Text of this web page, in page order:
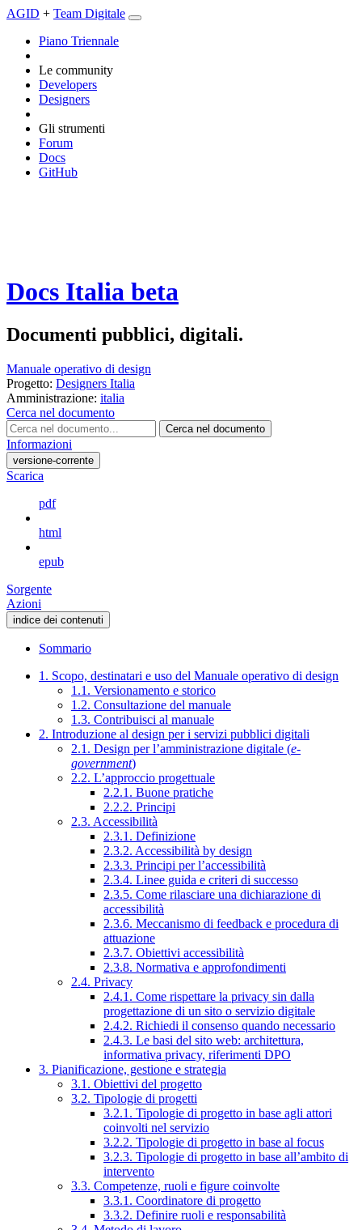
AGID + Team Digitale
Piano Triennale
Le community
Developers
Designers
Gli strumenti
Forum
Docs
GitHub
Docs Italia beta
Documenti pubblici, digitali.
Manuale operativo di design
Progetto: Designers Italia
Amministrazione: italia
Cerca nel documento
Cerca nel documento
Informazioni
versione-corrente
Scarica
pdf
html
epub
Sorgente
Azioni
indice dei contenuti
Sommario
1. Scopo, destinatari e uso del Manuale operativo di design
1.1. Versionamento e storico
1.2. Consultazione del manuale
1.3. Contribuisci al manuale
2. Introduzione al design per i servizi pubblici digitali
2.1. Design per l’amministrazione digitale (e-
government)
2.2. L’approccio progettuale
2.2.1. Buone pratiche
2.2.2. Principi
2.3. Accessibilità
2.3.1. Definizione
2.3.2. Accessibilità by design
2.3.3. Principi per l’accessibilità
2.3.4. Linee guida e criteri di successo
2.3.5. Come rilasciare una dichiarazione di
accessibilità
2.3.6. Meccanismo di feedback e procedura di
attuazione
2.3.7. Obiettivi accessibilità
2.3.8. Normativa e approfondimenti
2.4. Privacy
2.4.1. Come rispettare la privacy sin dalla
progettazione di un sito o servizio digitale
2.4.2. Richiedi il consenso quando necessario
2.4.3. Le basi del sito web: architettura,
informativa privacy, riferimenti DPO
3. Pianificazione, gestione e strategia
3.1. Obiettivi del progetto
3.2. Tipologie di progetti
3.2.1. Tipologie di progetto in base agli attori
coinvolti nel servizio
3.2.2. Tipologie di progetto in base al focus
3.2.3. Tipologie di progetto in base all’ambito di
intervento
3.3. Competenze, ruoli e figure coinvolte
3.3.1. Coordinatore di progetto
3.3.2. Definire ruoli e responsabilità